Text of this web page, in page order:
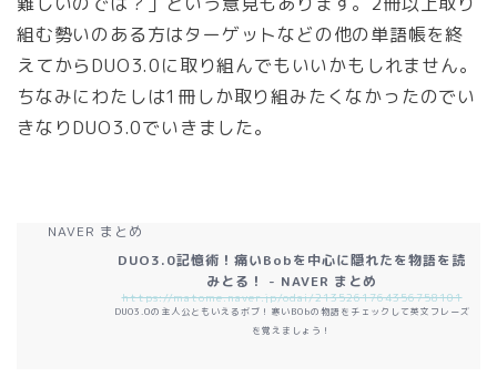
組む勢いのある方はターゲットなどの他の単語帳を終
えてからDUO3.0に取り組んでもいいかもしれません。
ちなみにわたしは1冊しか取り組みたくなかったのでい
きなりDUO3.0でいきました。
NAVER まとめ
DUO3.0記憶術！痛いBobを中心に隠れたを物語を読
みとる！ - NAVER まとめ
https://matome.naver.jp/odai/2135261764356758101
DUO3.0の主人公ともいえるボブ！寒いBObの物語をチェックして英文フレーズ
を覚えましょう！